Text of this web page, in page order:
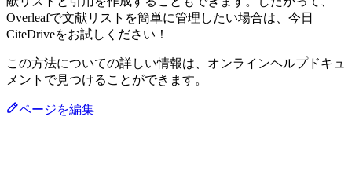
Overleafで文献リストを簡単に管理したい場合は、今日
CiteDriveをお試しください！
この方法についての詳しい情報は、オンラインヘルプドキュ
メントで見つけることができます。
ページを編集